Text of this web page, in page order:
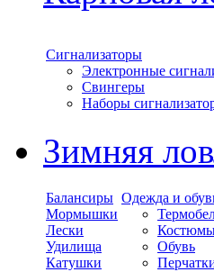
Сигнализаторы
Электронные
Свингеры
Наборы
Зимняя
Балансиры
Мормышки
Лески
Удилища
Катушки
Одежда и
Обувь